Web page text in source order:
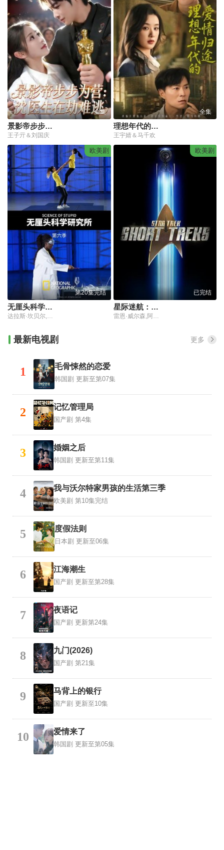
全集
景影帝步步为营：沈医生在劫难逃
王子亓＆刘国庆
全集
理想年代的爱情归途
王宇婧＆马千欢
欧美剧
第20集完结
无厘头科学研究所第六季(中配版)
欧美剧
已完结
星际迷航：发现号之短途第一季
雷恩·威尔森,阿尔迪斯·霍吉,道格·琼斯,玛丽·怀斯曼
最新电视剧 更多
1 毛骨悚然的恋爱
韩国剧 更新至第07集
2 记忆管理局
国产剧 第4集
3 婚姻之后
韩国剧 更新至第11集
4 我与沃尔特家男孩的生活第三季
欧美剧 第10集完结
5 度假法则
日本剧 更新至06集
6 江海潮生
国产剧 更新至第28集
7 夜语记
国产剧 更新第24集
8 九门(2026)
国产剧 第21集
9 马背上的银行
国产剧 更新至10集
10 爱情来了
韩国剧 更新至第05集